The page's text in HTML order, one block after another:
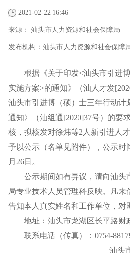
2021-02-22 16:46
来源： 汕头市人力资源和社会保障局
发布机构： 汕头市人力资源和社会保障
根据《关于印发<汕头市引进博
实施方案>的通知》（汕人才发
汕头市引进博（硕）士三年行动计
通知》（汕组通[2020]37号）的要
核，拟核发对徐炜等2人新引进人
予以公示（名单见附件），公示时
月26日。
公示期间如有异议，请向汕头
局专业技术人员管理科反映。凡来
告知本人真实姓名和工作单位，对
地址：汕头市龙湖区长平路财
联系电话（传真）：0754-
汕头市